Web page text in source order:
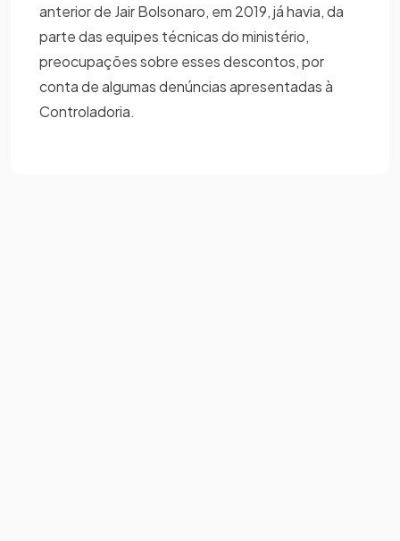
anterior de Jair Bolsonaro, em 2019, já havia, da
parte das equipes técnicas do ministério,
preocupações sobre esses descontos, por
conta de algumas denúncias apresentadas à
Controladoria.